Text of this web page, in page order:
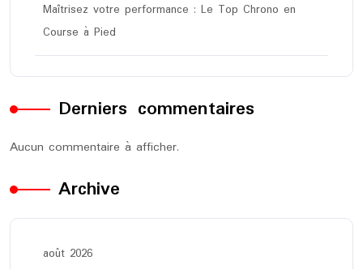
Maîtrisez votre performance : Le Top Chrono en
Course à Pied
Derniers commentaires
Aucun commentaire à afficher.
Archive
août 2026